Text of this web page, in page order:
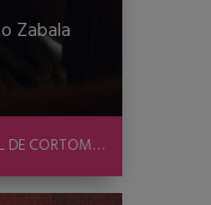
Zabala
CONCURSO INTERNACIONAL DE CORTOMETRAJE